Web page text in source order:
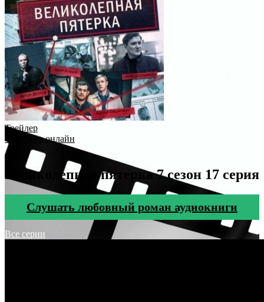
Трейлер
Смотреть онлайн
Великолепная пятерка 7 сезон 17 серия
Cлушать любовный роман аудиокниги
Все серии